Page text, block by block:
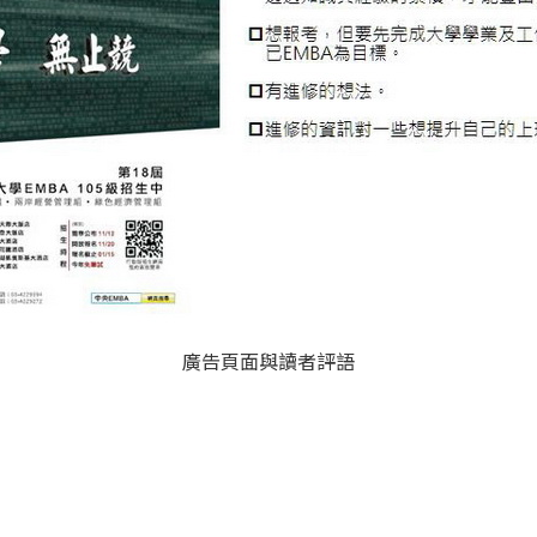
廣告頁面與讀者評語